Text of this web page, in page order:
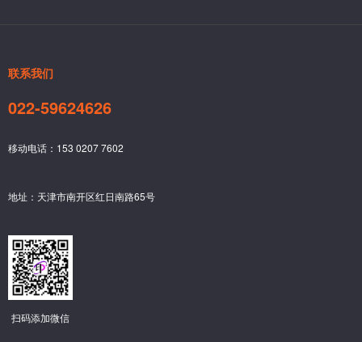
联系我们
022-59624626
移动电话：153 0207 7602
地址：天津市南开区红日南路65号
扫码添加微信